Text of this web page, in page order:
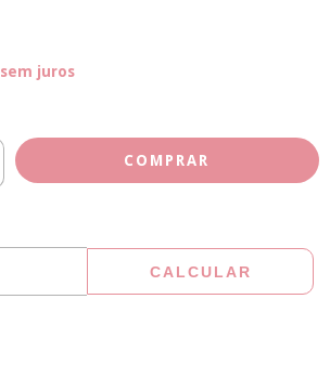
sem juros
CALCULAR